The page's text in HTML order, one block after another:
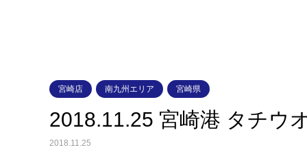
宮崎店 南九州エリア 宮崎県
2018.11.25 宮崎港 タチウ
2018.11.25